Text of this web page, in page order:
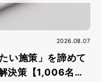
2026.08.07
い施策」を諦めて
決策【1,006名調